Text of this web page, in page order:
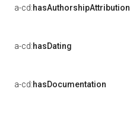
a-cd:hasAuthorshipAttribution
a-cd:hasDating
a-cd:hasDocumentation